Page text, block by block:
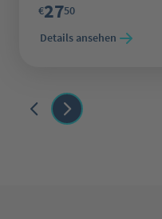
€2750
Details ansehen